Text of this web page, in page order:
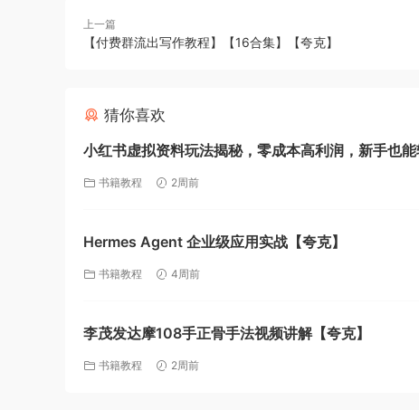
上一篇
【付费群流出写作教程】【16合集】【夸克】
猜你喜欢
小红书虚拟资料玩法揭秘，零成本高利润，新手也能
起号【夸克】
书籍教程 2周前
Hermes Agent 企业级应用实战【夸克】
书籍教程 4周前
李茂发达摩108手正骨手法视频讲解【夸克】
书籍教程 2周前